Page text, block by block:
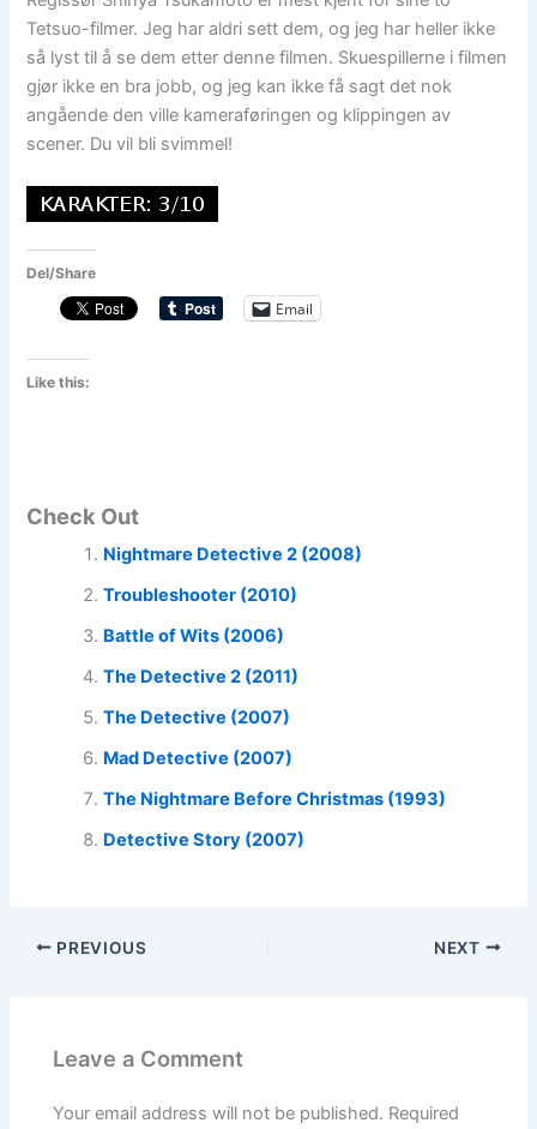
Tetsuo-filmer. Jeg har aldri sett dem, og jeg har heller ikke
så lyst til å se dem etter denne filmen. Skuespillerne i filmen
gjør ikke en bra jobb, og jeg kan ikke få sagt det nok
angående den ville kameraføringen og klippingen av
scener. Du vil bli svimmel!
Del/Share
Email
Like this:
Check Out
Nightmare Detective 2 (2008)
Troubleshooter (2010)
Battle of Wits (2006)
The Detective 2 (2011)
The Detective (2007)
Mad Detective (2007)
The Nightmare Before Christmas (1993)
Detective Story (2007)
PREVIOUS NEXT
Leave a Comment
Your email address will not be published. Required